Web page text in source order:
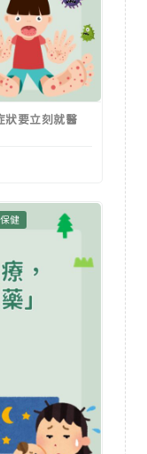
要立刻就醫
健